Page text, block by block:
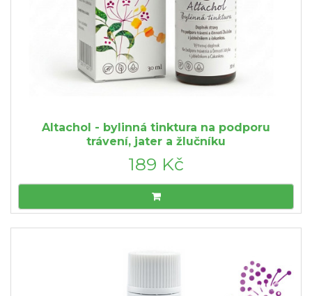
Altachol - bylinná tinktura na podporu
trávení, jater a žlučníku
189 Kč